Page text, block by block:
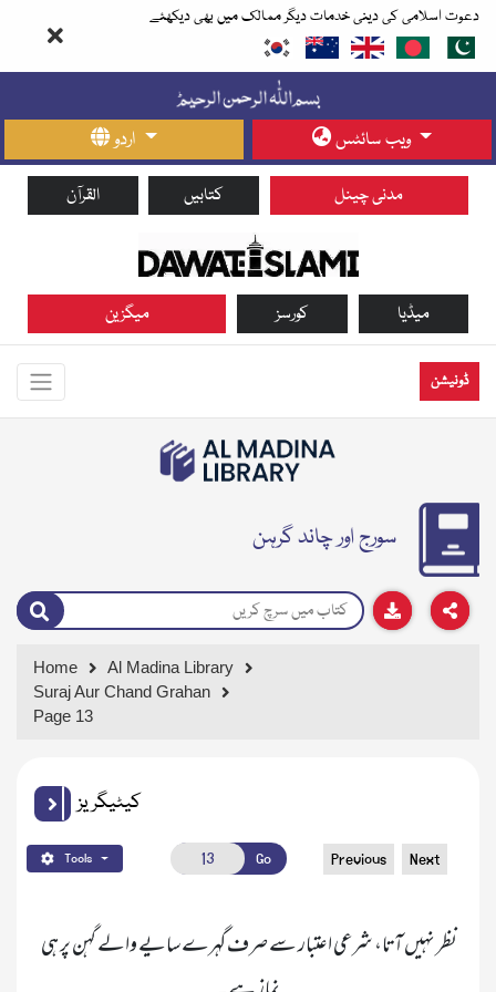
دعوت اسلامی کی دینی خدمات دیگر ممالک میں بھی دیکھئے
اردو ویب سائٹس
القرآن کتابیں مدنی چینل
میگزین کورسز میڈیا
ڈونیشن
سورج اور چاند گرہن
Home
Al Madina Library
Suraj Aur Chand Grahan
Page 13
کیٹیگریز
Tools Go Previous Next